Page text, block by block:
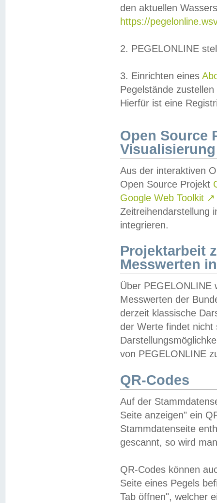
den aktuellen
https://
2. PEGELONLINE
3. Einrichten eines
Pegelstände
Hierfür ist eine
Open Source
Visualisierung
Aus der interaktiven
Open Source Projekt
Google Web Toolkit ↗
Zeitreihendarstellung
integrieren.
Projektarbeit
Messwerten
Über PEGELONLINE
Messwerten der
derzeit klassische
der Werte findet
von PEGELONLINE
QR-Codes
Auf der
Seite anzeigen" ein
Stammdatenseite
gescannt, so wird
QR-Codes können
Seite eines Pegels
Tab öffnen", welcher